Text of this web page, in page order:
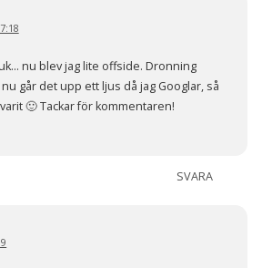
nu blev jag lite offside. Dronning
går det upp ett ljus då jag Googlar, så
🙂 Tackar för kommentaren!
SVARA